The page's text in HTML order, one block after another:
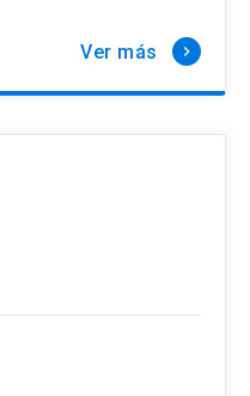
Ver más keyboard_arrow_right